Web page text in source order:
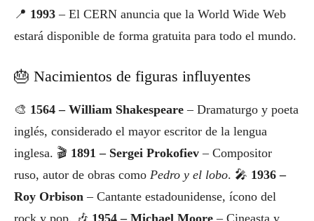
📍 1993 – El CERN anuncia que la World Wide Web
estará disponible de forma gratuita para todo el mundo.
🎂 Nacimientos de figuras influyentes
🎨 1564 – William Shakespeare – Dramaturgo y poeta
inglés, considerado el mayor escritor de la lengua
inglesa. 🎬 1891 – Sergei Prokofiev – Compositor
ruso, autor de obras como Pedro y el lobo. 🎤 1936 –
Roy Orbison – Cantante estadounidense, ícono del
rock y pop. 🎶 1954 – Michael Moore – Cineasta y